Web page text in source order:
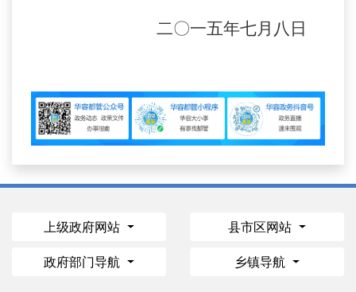
二〇一五年七月八日
上级政府网站 县市区网站
政府部门导航 乡镇导航